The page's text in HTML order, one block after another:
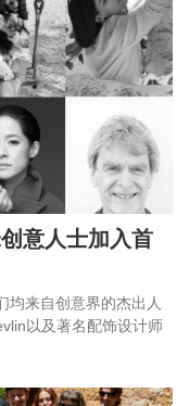
意人士加入首
均来自创意界的杰出人
以及著名配饰设计师